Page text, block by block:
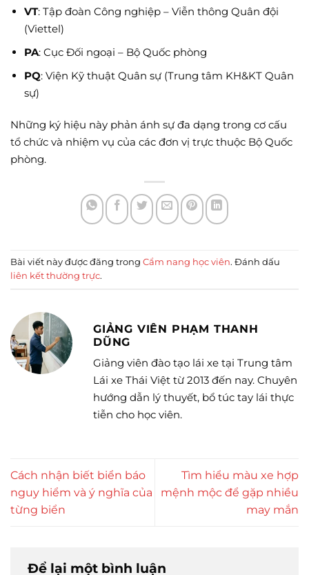
VT: Tập đoàn Công nghiệp – Viễn thông Quân đội
(Viettel)
PA: Cục Đối ngoại – Bộ Quốc phòng
PQ: Viện Kỹ thuật Quân sự (Trung tâm KH&KT Quân
sự)
Những ký hiệu này phản ánh sự đa dạng trong cơ cấu
tổ chức và nhiệm vụ của các đơn vị trực thuộc Bộ Quốc
phòng.
Bài viết này được đăng trong Cẩm nang học viên. Đánh dấu
liên kết thường trực.
GIẢNG VIÊN PHẠM THANH
DŨNG
Giảng viên đào tạo lái xe tại Trung tâm
Lái xe Thái Việt từ 2013 đến nay. Chuyên
hướng dẫn lý thuyết, bổ túc tay lái thực
tiễn cho học viên.
Cách nhận biết biển báo
nguy hiểm và ý nghĩa của
từng biển
Tìm hiểu màu xe hợp
mệnh mộc để gặp nhiều
may mắn
Để lại một bình luận